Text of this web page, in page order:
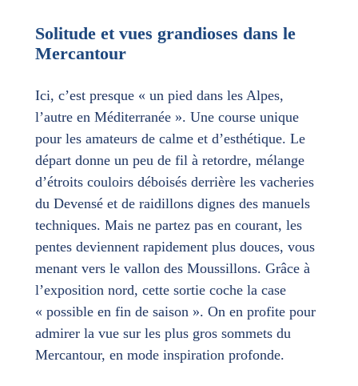
Solitude et vues grandioses dans le
Mercantour
Ici, c’est presque « un pied dans les Alpes,
l’autre en Méditerranée ». Une course unique
pour les amateurs de calme et d’esthétique. Le
départ donne un peu de fil à retordre, mélange
d’étroits couloirs déboisés derrière les vacheries
du Devensé et de raidillons dignes des manuels
techniques. Mais ne partez pas en courant, les
pentes deviennent rapidement plus douces, vous
menant vers le vallon des Moussillons. Grâce à
l’exposition nord, cette sortie coche la case
« possible en fin de saison ». On en profite pour
admirer la vue sur les plus gros sommets du
Mercantour, en mode inspiration profonde.